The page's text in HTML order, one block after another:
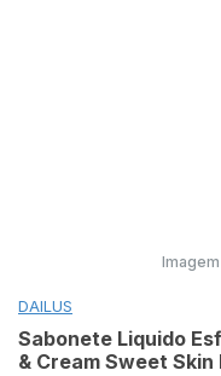
DAILUS
Sabonete Liquido
& Cream Sweet